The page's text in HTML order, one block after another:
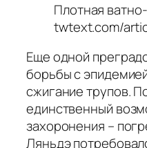
Плотная
twtext.com/
Еще одной
борьбы с
сжигание трупов.
единственный
захоронения –
Ляньдэ